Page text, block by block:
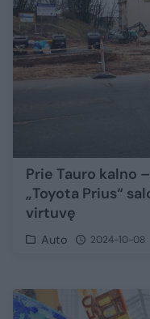
Prie Tauro kalno
„Toyota Prius“
virtuvę
Auto 2024-10-08